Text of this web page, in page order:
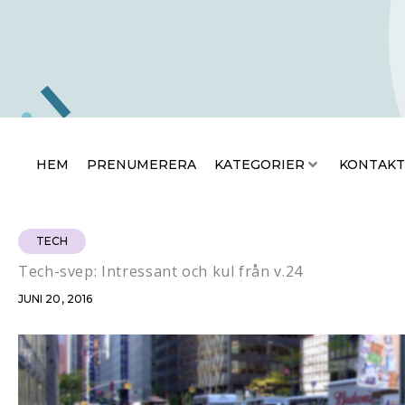
HEM PRENUMERERA KATEGORIER KONTAKT
TECH
Tech-svep: Intressant och kul från v.24
JUNI 20, 2016